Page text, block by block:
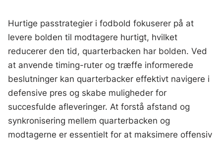
Hurtige passtrategier i fodbold fokuserer på at
levere bolden til modtagere hurtigt, hvilket
reducerer den tid, quarterbacken har bolden. Ved
at anvende timing-ruter og træffe informerede
beslutninger kan quarterbacker effektivt navigere i
defensive pres og skabe muligheder for
succesfulde afleveringer. At forstå afstand og
synkronisering mellem quarterbacken og
modtagerne er essentielt for at maksimere offensiv